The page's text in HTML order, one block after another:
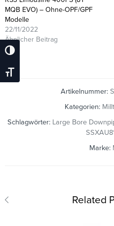
Umschalten Auf Hohe Kontraste
Schrift Vergrößern
MQB EVO) – Ohne-OPF/GPF
Modelle
22/11/2022
Ähnlicher Beitrag
Artikelnummer:
Kategorien:
Schlagwörter: Large Bore
Marke:
Related